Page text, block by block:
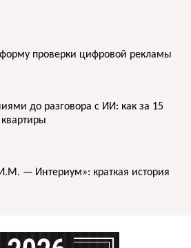
проверки цифровой рекламы
до разговора с ИИ: как за 15
— Интериум»: краткая история